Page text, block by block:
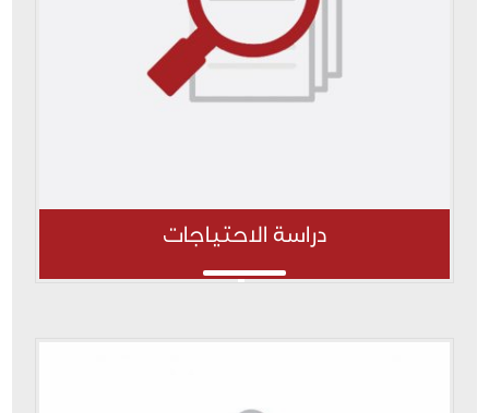
دراسة الاحتياجات